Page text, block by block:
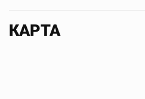
КАРТА